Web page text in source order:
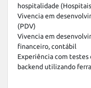
hospitalidade
Vivencia em
(PDV)
Vivencia em
financeiro, contábil
Experiência com testes
backend utilizando